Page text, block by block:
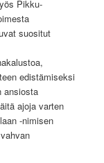
Pikku-
suositut
edistämiseksi
ansiosta
ajoja varten
-nimisen